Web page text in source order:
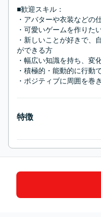
■歓迎スキル：
・アバターや衣装などの
・可愛いゲームを作りた
・新しいことが好きで、
ができる方
・幅広い知識を持ち、変
・積極的・能動的に行動
・ポジティブに周囲を巻
特徴